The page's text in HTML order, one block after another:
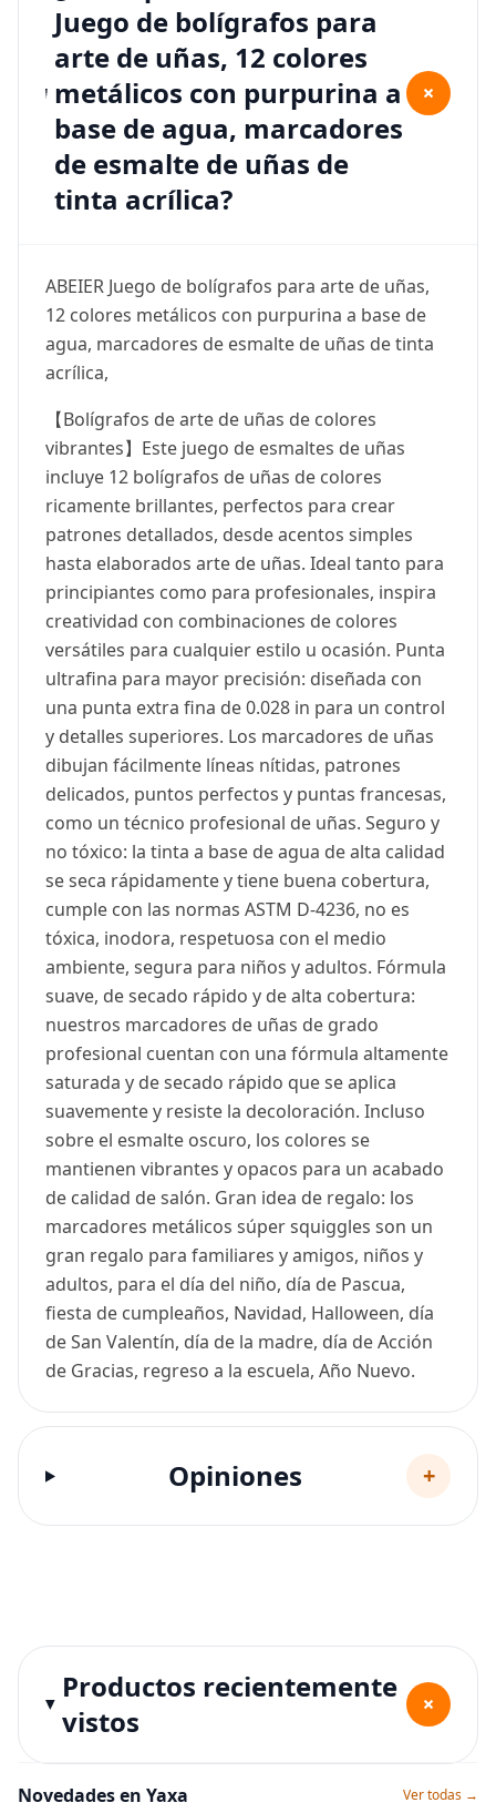
Juego de bolígrafos para
arte de uñas, 12 colores
metálicos con purpurina a
base de agua, marcadores
de esmalte de uñas de
tinta acrílica?
+
ABEIER Juego de bolígrafos para arte de uñas,
12 colores metálicos con purpurina a base de
agua, marcadores de esmalte de uñas de tinta
acrílica,
【Bolígrafos de arte de uñas de colores
vibrantes】Este juego de esmaltes de uñas
incluye 12 bolígrafos de uñas de colores
ricamente brillantes, perfectos para crear
patrones detallados, desde acentos simples
hasta elaborados arte de uñas. Ideal tanto para
principiantes como para profesionales, inspira
creatividad con combinaciones de colores
versátiles para cualquier estilo u ocasión. Punta
ultrafina para mayor precisión: diseñada con
una punta extra fina de 0.028 in para un control
y detalles superiores. Los marcadores de uñas
dibujan fácilmente líneas nítidas, patrones
delicados, puntos perfectos y puntas francesas,
como un técnico profesional de uñas. Seguro y
no tóxico: la tinta a base de agua de alta calidad
se seca rápidamente y tiene buena cobertura,
cumple con las normas ASTM D-4236, no es
tóxica, inodora, respetuosa con el medio
ambiente, segura para niños y adultos. Fórmula
suave, de secado rápido y de alta cobertura:
nuestros marcadores de uñas de grado
profesional cuentan con una fórmula altamente
saturada y de secado rápido que se aplica
suavemente y resiste la decoloración. Incluso
sobre el esmalte oscuro, los colores se
mantienen vibrantes y opacos para un acabado
de calidad de salón. Gran idea de regalo: los
marcadores metálicos súper squiggles son un
gran regalo para familiares y amigos, niños y
adultos, para el día del niño, día de Pascua,
fiesta de cumpleaños, Navidad, Halloween, día
de San Valentín, día de la madre, día de Acción
de Gracias, regreso a la escuela, Año Nuevo.
Opiniones +
Productos recientemente
vistos
+
Novedades en Yaxa Ver todas →